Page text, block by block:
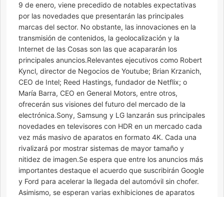
9 de enero, viene precedido de notables expectativas
por las novedades que presentarán las principales
marcas del sector. No obstante, las innovaciones en la
transmisión de contenidos, la geolocalización y la
Internet de las Cosas son las que acapararán los
principales anuncios.Relevantes ejecutivos como Robert
Kyncl, director de Negocios de Youtube; Brian Krzanich,
CEO de Intel; Reed Hastings, fundador de Netflix; o
María Barra, CEO en General Motors, entre otros,
ofrecerán sus visiones del futuro del mercado de la
electrónica.Sony, Samsung y LG lanzarán sus principales
novedades en televisores con HDR en un mercado cada
vez más masivo de aparatos en formato 4K. Cada una
rivalizará por mostrar sistemas de mayor tamaño y
nitidez de imagen.Se espera que entre los anuncios más
importantes destaque el acuerdo que suscribirán Google
y Ford para acelerar la llegada del automóvil sin chofer.
Asimismo, se esperan varias exhibiciones de aparatos